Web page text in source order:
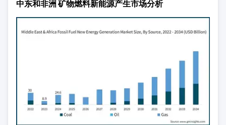
中东和非洲 矿物燃料新能源产生市场分析